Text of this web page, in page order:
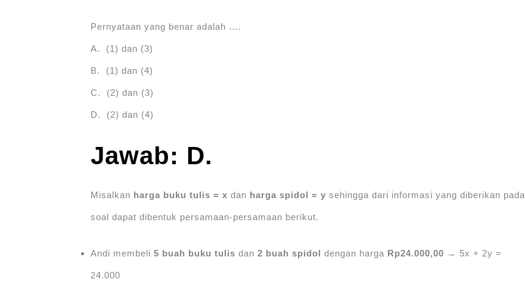
Pernyataan yang benar adalah ….
A. (1) dan (3)
B. (1) dan (4)
C. (2) dan (3)
D. (2) dan (4)
Jawab: D.
Misalkan harga buku tulis = x dan harga spidol = y sehingga dari informasi yang diberikan pada
soal dapat dibentuk persamaan-persamaan berikut.
Andi membeli5 buah buku tulis dan2 buah spidoldengan harga Rp24.000,00 → 5x + 2y =
24.000